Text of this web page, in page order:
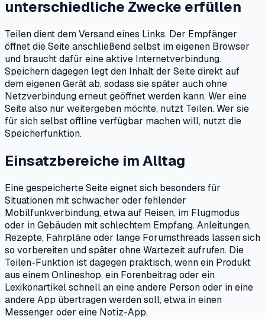
unterschiedliche Zwecke erfüllen
Teilen dient dem Versand eines Links. Der Empfänger
öffnet die Seite anschließend selbst im eigenen Browser
und braucht dafür eine aktive Internetverbindung.
Speichern dagegen legt den Inhalt der Seite direkt auf
dem eigenen Gerät ab, sodass sie später auch ohne
Netzverbindung erneut geöffnet werden kann. Wer eine
Seite also nur weitergeben möchte, nutzt Teilen. Wer sie
für sich selbst offline verfügbar machen will, nutzt die
Speicherfunktion.
Einsatzbereiche im Alltag
Eine gespeicherte Seite eignet sich besonders für
Situationen mit schwacher oder fehlender
Mobilfunkverbindung, etwa auf Reisen, im Flugmodus
oder in Gebäuden mit schlechtem Empfang. Anleitungen,
Rezepte, Fahrpläne oder lange Forumsthreads lassen sich
so vorbereiten und später ohne Wartezeit aufrufen. Die
Teilen-Funktion ist dagegen praktisch, wenn ein Produkt
aus einem Onlineshop, ein Forenbeitrag oder ein
Lexikonartikel schnell an eine andere Person oder in eine
andere App übertragen werden soll, etwa in einen
Messenger oder eine Notiz-App.